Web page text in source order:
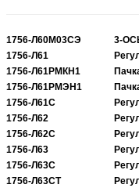
1756-Л60М03СЭ
3-
1756-Л61
1756-Л61РМКН1
1756-Л61РМЭН1
1756-Л61С
1756-Л62
1756-Л62С
1756-Л63
1756-Л63С
1756-Л63СТ